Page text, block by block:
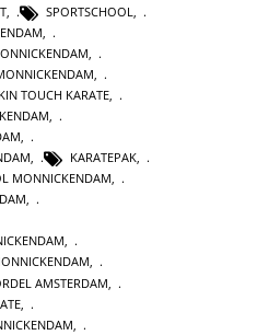
SPORTSCHOOL
TOUCH KARATE
,
,
, KARATEPAK,
MONNICKENDAM,
,
,
,
AMSTERDAM